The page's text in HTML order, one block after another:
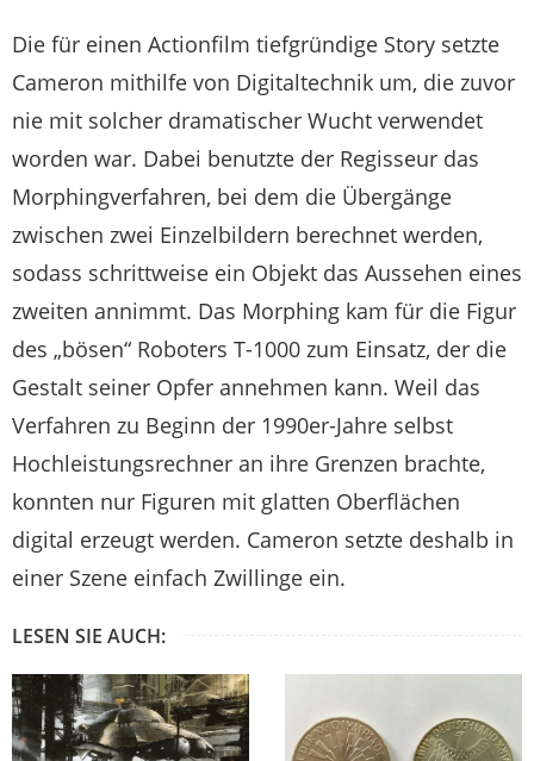
Die für einen Actionfilm tiefgründige Story setzte
Cameron mithilfe von Digitaltechnik um, die zuvor
nie mit solcher dramatischer Wucht verwendet
worden war. Dabei benutzte der Regisseur das
Morphingverfahren, bei dem die Übergänge
zwischen zwei Einzelbildern berechnet werden,
sodass schrittweise ein Objekt das Aussehen eines
zweiten annimmt. Das Morphing kam für die Figur
des „bösen“ Roboters T-1000 zum Einsatz, der die
Gestalt seiner Opfer annehmen kann. Weil das
Verfahren zu Beginn der 1990er-Jahre selbst
Hochleistungsrechner an ihre Grenzen brachte,
konnten nur Figuren mit glatten Oberflächen
digital erzeugt werden. Cameron setzte deshalb in
einer Szene einfach Zwillinge ein.
LESEN SIE AUCH: